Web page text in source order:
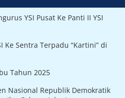
YSI Pusat Ke Panti II YSI
Ke Sentra Terpadu “Kartini” di
Tahun 2025
Nasional Republik Demokratik